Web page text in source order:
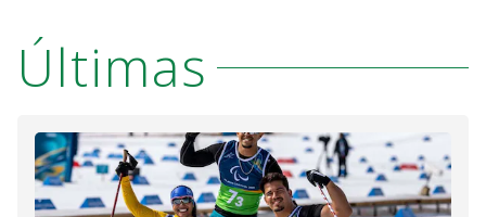
o
Últimas